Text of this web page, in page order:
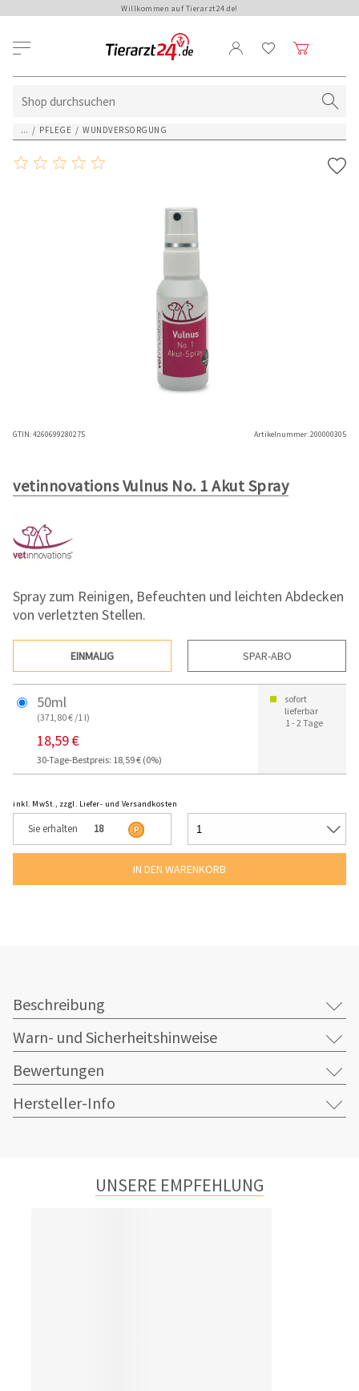
Willkommen auf Tierarzt24.de!
... / PFLEGE / WUNDVERSORGUNG
GTIN:4260699280275 Artikelnummer:200000305
vetinnovations Vulnus No. 1 Akut Spray
Spray zum Reinigen, Befeuchten und leichten Abdecken
von verletzten Stellen.
EINMALIG SPAR-ABO
50ml
(371,80 € /1 l)
18,59 €
30-Tage-Bestpreis: 18,59 € (0%)
sofort
lieferbar
1 - 2 Tage
inkl. MwSt., zzgl. Liefer- und Versandkosten
Sie erhalten 18
Beschreibung
Warn- und Sicherheitshinweise
Bewertungen
Hersteller-Info
UNSERE EMPFEHLUNG